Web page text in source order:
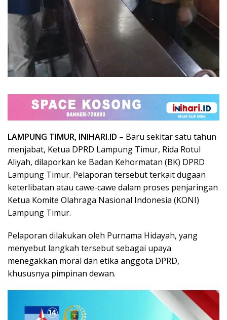
LAMPUNG TIMUR, INIHARI.ID – Baru sekitar satu tahun
menjabat, Ketua DPRD Lampung Timur, Rida Rotul
Aliyah, dilaporkan ke Badan Kehormatan (BK) DPRD
Lampung Timur. Pelaporan tersebut terkait dugaan
keterlibatan atau cawe-cawe dalam proses penjaringan
Ketua Komite Olahraga Nasional Indonesia (KONI)
Lampung Timur.
Pelaporan dilakukan oleh Purnama Hidayah, yang
menyebut langkah tersebut sebagai upaya
menegakkan moral dan etika anggota DPRD,
khususnya pimpinan dewan.